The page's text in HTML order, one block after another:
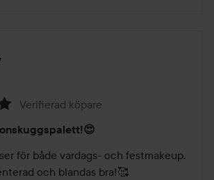
skapades 1 år
Verifierad köpare
för både vardags- och festmakeup.
och blandas bra!🥰